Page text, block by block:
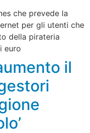
che prevede la
per gli utenti che
della pirateria
euro
il